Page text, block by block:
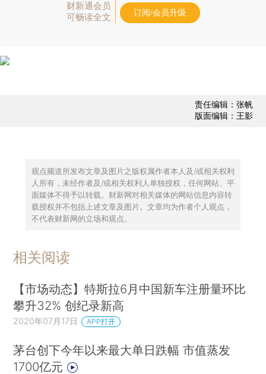
财新通会员
可畅读全文
订阅/会员升级
责任编辑：张帆
版面编辑：王影
观点频道所发布文章及图片之版权属作者本人及/或相关权利
人所有，未经作者及/或相关权利人单独授权，任何网站、平
面媒体不得予以转载。财新网对相关媒体的网站信息内容转
载授权并不包括上述文章及图片。文章均为作者个人观点，
不代表财新网的立场和观点。
相关阅读
【市场动态】特斯拉6月中国新车注册量环比
攀升32% 创纪录新高
2020年07月17日 APP打开
茅台创下今年以来最大单日跌幅 市值蒸发
1700亿元